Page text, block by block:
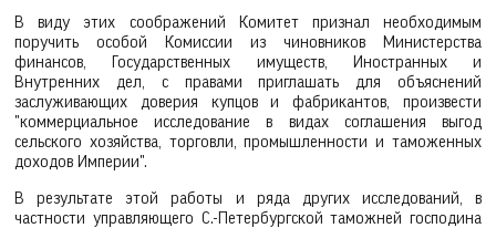
В виду этих соображений Комитет признал необходимым
поручить особой Комиссии из чиновников Министерства
финансов, Государственных имуществ, Иностранных и
Внутренних дел, с правами приглашать для объяснений
заслуживающих доверия купцов и фабрикантов, произвести
"коммерциальное исследование в видах соглашения выгод
сельского хозяйства, торговли, промышленности и таможенных
доходов Империи".
В результате этой работы и ряда других исследований, в
частности управляющего С.-Петербургской таможней господина